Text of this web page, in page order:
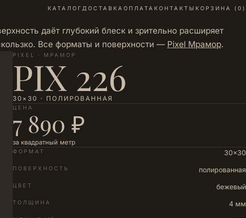
КАТАЛОГ ДОСТАВКА ОПЛАТА КОНТАКТЫ КОРЗИНА ( 0 )
даёт глубокий блеск и зрительно расширяет
Все форматы и поверхности — Pixel Мрамор.
PIXEL · МРАМОР
PIX 226
30×30 · ПОЛИРОВАННАЯ
ЦЕНА
7 890 ₽
за квадратный метр
ФОРМАТ 30×30
ПОВЕРХНОСТЬ полированная
ЦВЕТ бежевый
ТОЛЩИНА 4 мм